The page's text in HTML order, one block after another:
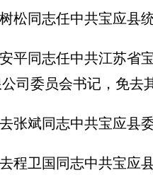
松同志任中共宝应县
平同志任中共江苏省
公司委员会书记，免去
张斌同志中共宝应县
程卫国同志中共宝应